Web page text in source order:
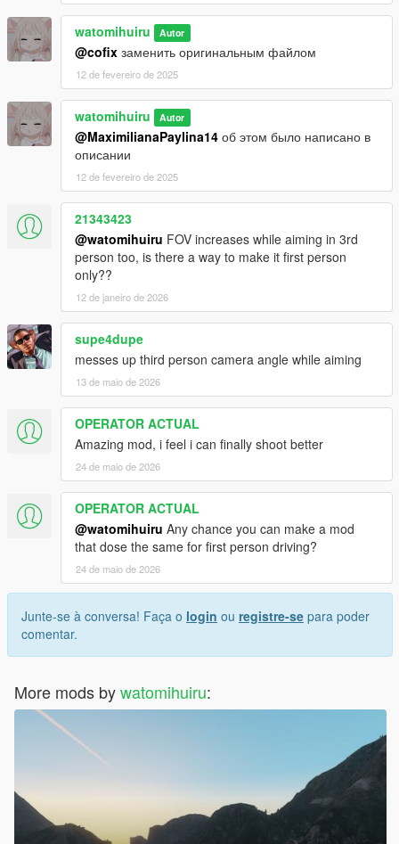
watomihuiru Autor
@cofix заменить оригинальным файлом
12 de fevereiro de 2025
watomihuiru Autor
@MaximilianaPaylina14 об этом было написано в
описании
12 de fevereiro de 2025
21343423
@watomihuiru FOV increases while aiming in 3rd
person too, is there a way to make it first person
only??
12 de janeiro de 2026
supe4dupe
messes up third person camera angle while aiming
13 de maio de 2026
OPERATOR ACTUAL
Amazing mod, i feel i can finally shoot better
24 de maio de 2026
OPERATOR ACTUAL
@watomihuiru Any chance you can make a mod
that dose the same for first person driving?
24 de maio de 2026
Junte-se à conversa! Faça o login ou registre-se para poder
comentar.
More mods bywatomihuiru: